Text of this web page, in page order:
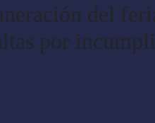
del
por